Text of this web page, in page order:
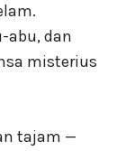
abu, dan
misterius
tajam —